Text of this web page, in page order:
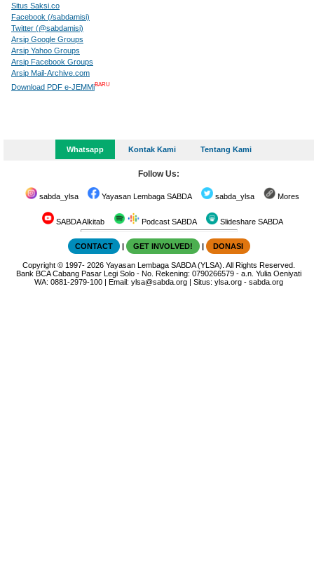
Situs Saksi.co
Facebook (/sabdamisi)
Twitter (@sabdamisi)
Arsip Google Groups
Arsip Yahoo Groups
Arsip Facebook Groups
Arsip Mail-Archive.com
Download PDF e-JEMMiBARU
Whatsapp Kontak Kami Tentang Kami
Follow Us:
sabda_ylsa Yayasan Lembaga SABDA sabda_ylsa Mores
SABDA Alkitab Podcast SABDA Slideshare SABDA
CONTACT | GET INVOLVED! | DONASI
Copyright © 1997-2026Yayasan Lembaga SABDA (YLSA). All Rights Reserved.
Bank BCA Cabang Pasar Legi Solo - No. Rekening: 0790266579 - a.n. Yulia Oeniyati
WA:0881-2979-100 | Email:ylsa@sabda.org | Situs:ylsa.org -sabda.org